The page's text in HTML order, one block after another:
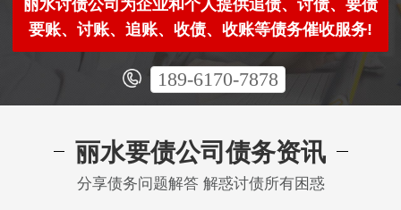
丽水讨债公司为企业和个人提供追债、讨债、要债
要账、讨账、追账、收债、收账等债务催收服务!
189-6170-7878
丽水要债公司债务资讯
分享债务问题解答 解惑讨债所有困惑